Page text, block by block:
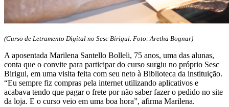
(Curso de Letramento Digital no Sesc Birigui. Foto: Aretha Bognar)
A aposentada Marilena Santello Bolleli, 75 anos, uma das alunas,
conta que o convite para participar do curso surgiu no próprio Sesc
Birigui, em uma visita feita com seu neto à Biblioteca da instituição.
“Eu sempre fiz compras pela internet utilizando aplicativos e
acabava tendo que pagar o frete por não saber fazer o pedido no site
da loja. E o curso veio em uma boa hora”, afirma Marilena.